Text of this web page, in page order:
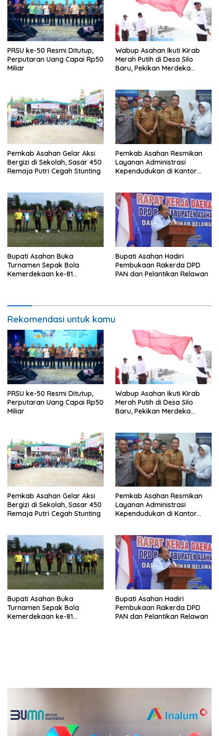
PRSU ke-50 Resmi Ditutup,
Perputaran Uang Capai Rp50
Miliar
Wabup Asahan Ikuti Kirab
Merah Putih di Desa Silo
Baru, Pekikan Merdeka
Pemkab Asahan Gelar Aksi
Bergizi di Sekolah, Sasar 450
Remaja Putri Cegah Stunting
Pemkab Asahan Resmikan
Layanan Administrasi
Kependudukan di Kantor
Bupati Asahan Buka
Turnamen Sepak Bola
Kemerdekaan ke-81
Bupati Asahan Hadiri
Pembukaan Rakerda DPD
PAN dan Pelantikan Relawan
Rekomendasi untuk kamu
PRSU ke-50 Resmi Ditutup,
Perputaran Uang Capai Rp50
Miliar
Wabup Asahan Ikuti Kirab
Merah Putih di Desa Silo
Baru, Pekikan Merdeka
Pemkab Asahan Gelar Aksi
Bergizi di Sekolah, Sasar 450
Remaja Putri Cegah Stunting
Pemkab Asahan Resmikan
Layanan Administrasi
Kependudukan di Kantor
Bupati Asahan Buka
Turnamen Sepak Bola
Kemerdekaan ke-81
Bupati Asahan Hadiri
Pembukaan Rakerda DPD
PAN dan Pelantikan Relawan